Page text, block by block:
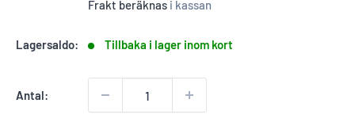
Frakt beräknas i kassan
Lagersaldo: Tillbaka i lager inom kort
Antal: